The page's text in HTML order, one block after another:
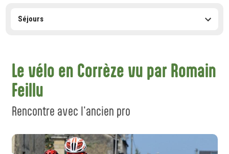
Le vélo en Corrèze vu par Romain
Feillu
Rencontre avec l'ancien pro